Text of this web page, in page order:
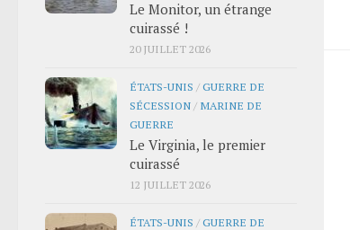
Le Monitor, un étrange
cuirassé !
20 JUILLET 2026
ÉTATS-UNIS /GUERRE DE
SÉCESSION / MARINE DE
GUERRE
Le Virginia, le premier
cuirassé
12 JUILLET 2026
ÉTATS-UNIS /GUERRE DE